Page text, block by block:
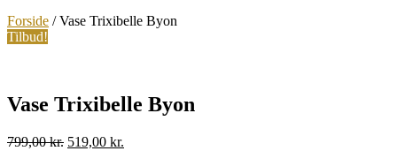
Forside / Vase Trixibelle Byon
Tilbud!
Vase Trixibelle Byon
799,00kr. Original
519,00 kr.